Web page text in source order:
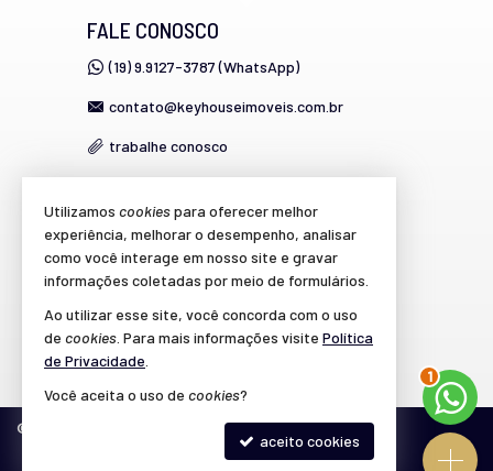
FALE CONOSCO
(19) 9.9127-3787 (WhatsApp)
contato@keyhouseimoveis.com.br
trabalhe conosco
VEJA MAIS
cadastre seu imóvel
imóveis favoritos
© Política de Privacidade
2
Utilizamos cookiespara oferecer melhor
experiência, melhorar o desempenho, analisar
como você interage em nosso site e gravar
informações coletadas por meio de formulários.
Ao utilizar esse site, você concorda com o uso
de cookies . Para mais informações visite Política
de Privacidade
Você aceita o uso de cookies?
aceito cookies